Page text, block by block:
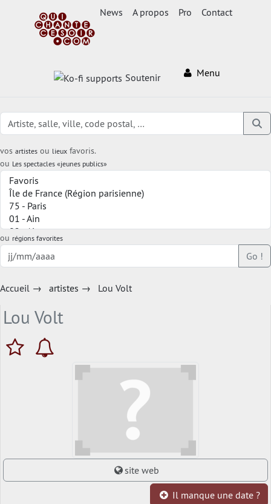
News A propos Pro Contact
Soutenir Menu
vos artistes ou lieux favoris.
ou Les spectacles «jeunes publics»
ou régions favorites
Go !
Accueil → artistes → Lou Volt
Lou Volt
site web
Il manque une date ?